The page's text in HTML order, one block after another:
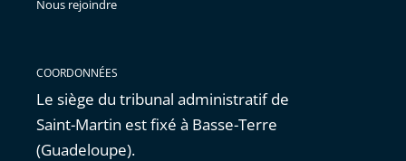
Nous rejoindre
COORDONNÉES
Le siège du tribunal administratif de
Saint-Martin est fixé à Basse-Terre
(Guadeloupe).